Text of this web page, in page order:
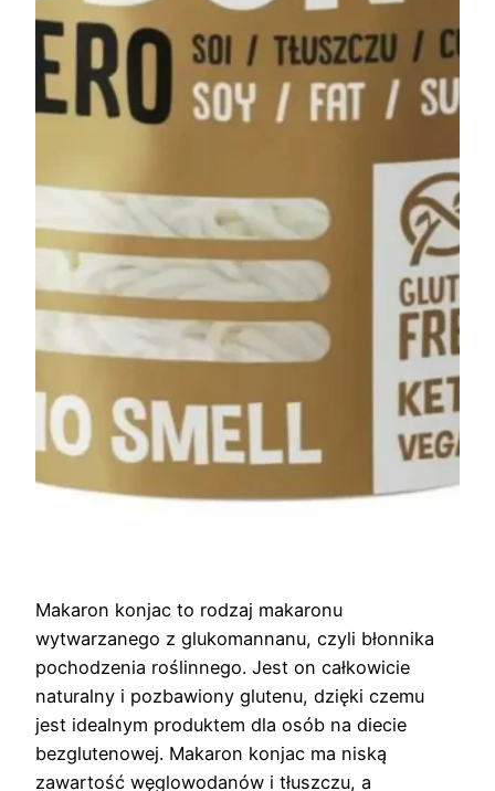
Makaron konjac to rodzaj makaronu
wytwarzanego z glukomannanu, czyli błonnika
pochodzenia roślinnego. Jest on całkowicie
naturalny i pozbawiony glutenu, dzięki czemu
jest idealnym produktem dla osób na diecie
bezglutenowej. Makaron konjac ma niską
zawartość węglowodanów i tłuszczu, a